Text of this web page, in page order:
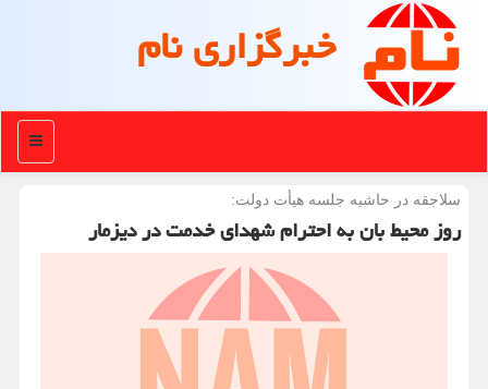
خبرگزاری نام
منو
سلاجقه در حاشیه جلسه هیأت دولت:
روز محیط بان به احترام شهدای خدمت در دیزمار